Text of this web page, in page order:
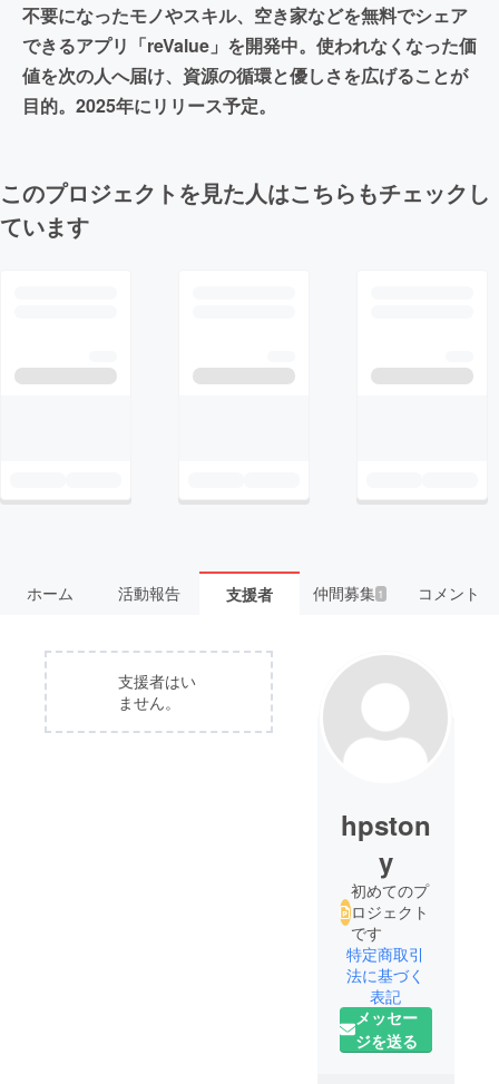
不要になったモノやスキル、空き家などを無料でシェア
できるアプリ「reValue」を開発中。使われなくなった価
値を次の人へ届け、資源の循環と優しさを広げることが
目的。2025年にリリース予定。
このプロジェクトを見た人はこちらもチェックし
ています
ホーム 活動報告 支援者 仲間募集 1 コメント
支援者はい
ません。
hpston
y
初めてのプ
ロジェクト
です
特定商取引
法に基づく
表記
メッセー
ジを送る